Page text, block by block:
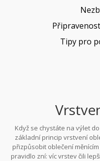
Tipy pro
Když se chystáte na výlet
základní princip vrstvení
přizpůsobit oblečení
pravidlo zní: víc vrstev čili